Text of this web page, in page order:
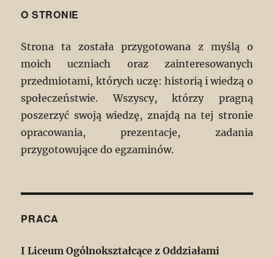
O STRONIE
Strona ta została przygotowana z myślą o
moich uczniach oraz zainteresowanych
przedmiotami, których uczę: historią i wiedzą o
społeczeństwie. Wszyscy, którzy pragną
poszerzyć swoją wiedzę, znajdą na tej stronie
opracowania, prezentacje, zadania
przygotowujące do egzaminów.
PRACA
I Liceum Ogólnokształcące z Oddziałami